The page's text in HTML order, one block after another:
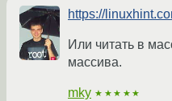
https://
Или читать в
массива.
mky ★★★★★